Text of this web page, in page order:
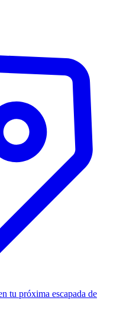
tu próxima escapada de